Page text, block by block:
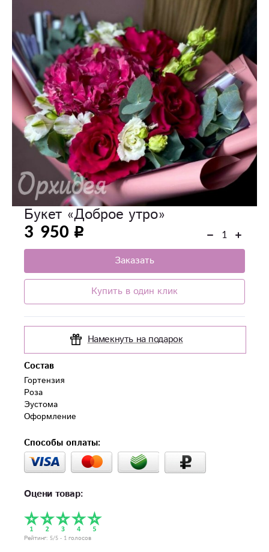
Букет «Доброе утро»
3 950
Заказать
Купить в один клик
Намекнуть на подарок
Состав
Гортензия
Роза
Эустома
Оформление
Способы оплаты:
Оцени товар:
Рейтинг: 5/5 - 1 голосов